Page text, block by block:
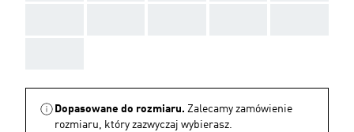
Dopasowane do rozmiaru. Zalecamy zamówienie
rozmiaru, który zazwyczaj wybierasz.